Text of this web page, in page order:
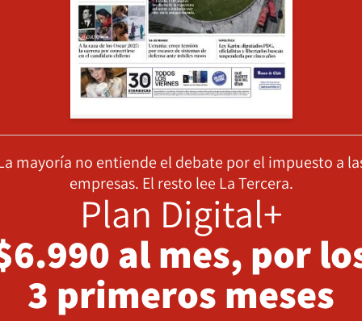
mayoría no entiende el debate por el impuesto a
empresas. El resto lee La Tercera.
Plan Digital+
al mes, por
3 primeros meses